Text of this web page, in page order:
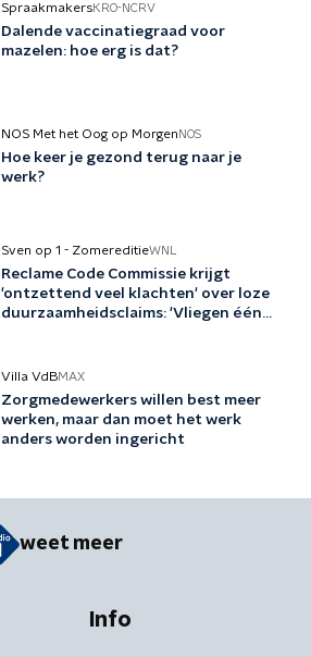
SpraakmakersKRO-NCRV
Dalende vaccinatiegraad voor
mazelen: hoe erg is dat?
NOS Met het Oog op Morgen NOS
Hoe keer je gezond terug naar je
werk?
Sven op 1 - ZomereditieWNL
Reclame Code Commissie krijgt
'ontzettend veel klachten' over loze
duurzaamheidsclaims: 'Vliegen één
Villa VdBMAX
Zorgmedewerkers willen best meer
werken, maar dan moet het werk
anders worden ingericht
weet meer
Info